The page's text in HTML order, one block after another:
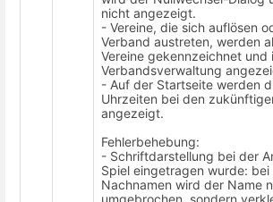
nicht angezeigt.
- Vereine, die sich auflösen
Verband austreten, werden
Vereine gekennzeichnet und
Verbandsverwaltung
- Auf der Startseite werden
Uhrzeiten bei den
angezeigt.
Fehlerbehebung:
- Schriftdarstellung bei der
Spiel eingetragen wurde: bei
Nachnamen wird der Name